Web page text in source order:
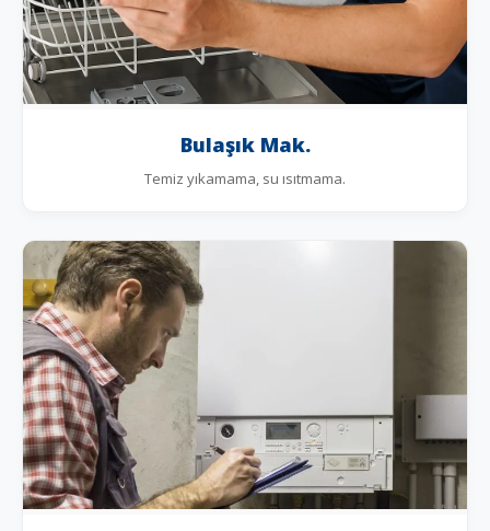
Bulaşık Mak.
Temiz yıkamama, su ısıtmama.